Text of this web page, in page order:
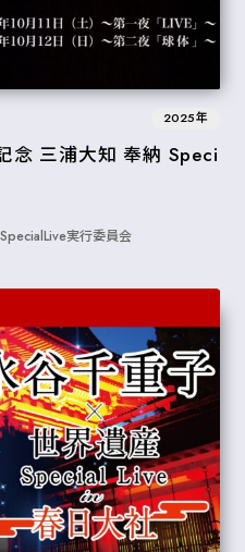
2025年
念 三浦大知 奉納 Speci
実行委員会